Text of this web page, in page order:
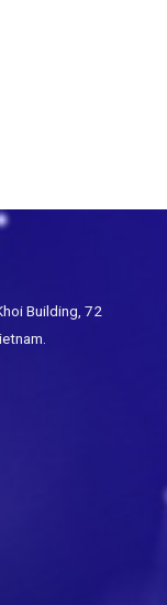
Building, 72